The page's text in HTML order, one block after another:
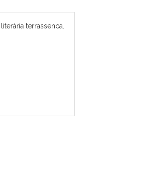
terrassenca.